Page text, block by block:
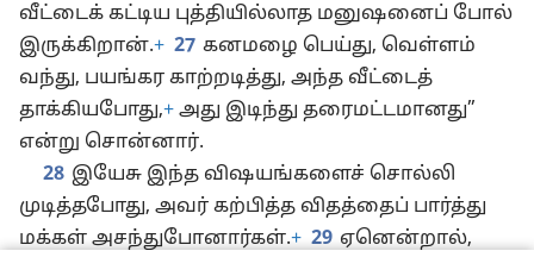
வீட்டைக் கட்டிய புத்தியில்லாத மனுஷனைப் போல்
இருக்கிறான்.+ 27 கனமழை பெய்து, வெள்ளம்
வந்து, பயங்கர காற்றடித்து, அந்த வீட்டைத்
தாக்கியபோது,+ அது இடிந்து தரைமட்டமானது”
என்று சொன்னார்.
28 இயேசு இந்த விஷயங்களைச் சொல்லி
முடித்தபோது, அவர் கற்பித்த விதத்தைப் பார்த்து
மக்கள் அசந்துபோனார்கள்.+ 29 ஏனென்றால்,